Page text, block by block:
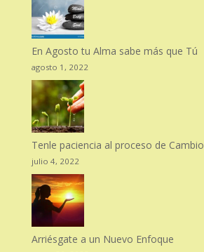
En Agosto tu Alma sabe más que Tú
agosto 1, 2022
Tenle paciencia al proceso de Cambio
julio 4, 2022
Arriésgate a un Nuevo Enfoque